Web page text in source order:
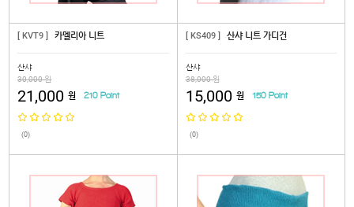
[ KVT9 ] 카멜리아 니트
산샤
30,000 원
21,000 원 210 Point
(0)
[ KS409 ] 산샤 니트 가디건
산샤
38,000 원
15,000 원 150 Point
(0)